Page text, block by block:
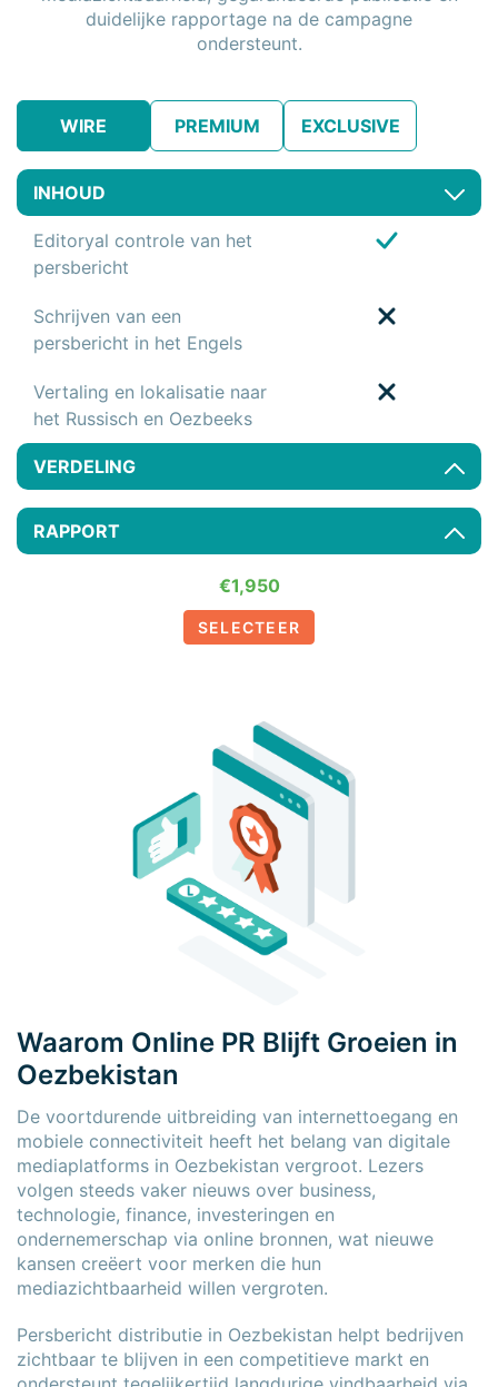
duidelijke rapportage na de campagne
ondersteunt.
WIRE PREMIUM EXCLUSIVE
INHOUD
Editoryal controle van het
persbericht
Schrijven van een
persbericht in het Engels
Vertaling en lokalisatie naar
het Russisch en Oezbeeks
VERDELING
RAPPORT
€1,950
SELECTEER
Waarom Online PR Blijft Groeien in
Oezbekistan
De voortdurende uitbreiding van internettoegang en
mobiele connectiviteit heeft het belang van digitale
mediaplatforms in Oezbekistan vergroot. Lezers
volgen steeds vaker nieuws over business,
technologie, finance, investeringen en
ondernemerschap via online bronnen, wat nieuwe
kansen creëert voor merken die hun
mediazichtbaarheid willen vergroten.
Persbericht distributie in Oezbekistan helpt bedrijven
zichtbaar te blijven in een competitieve markt en